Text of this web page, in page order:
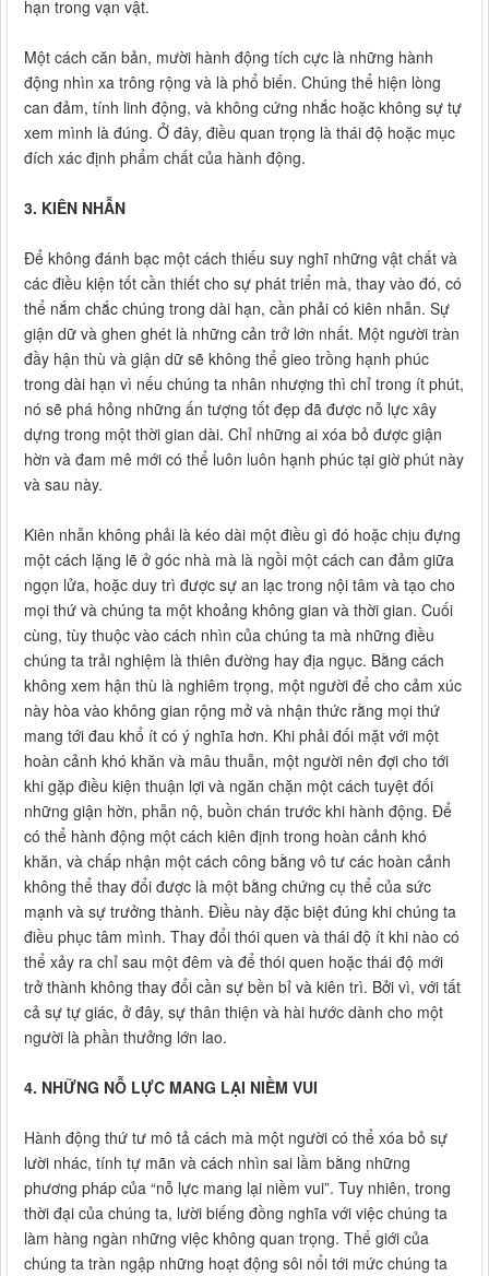
hạn trong vạn vật.
Một cách căn bản, mười hành động tích cực là những hành
động nhìn xa trông rộng và là phổ biến. Chúng thể hiện lòng
can đảm, tính linh động, và không cứng nhắc hoặc không sự tự
xem mình là đúng. Ở đây, điều quan trọng là thái độ hoặc mục
đích xác định phẩm chất của hành động.
3. KIÊN NHẪN
Để không đánh bạc một cách thiếu suy nghĩ những vật chất và
các điều kiện tốt cần thiết cho sự phát triển mà, thay vào đó, có
thể nắm chắc chúng trong dài hạn, cần phải có kiên nhẫn. Sự
giận dữ và ghen ghét là những cản trở lớn nhất. Một người tràn
đầy hận thù và giận dữ sẽ không thể gieo trồng hạnh phúc
trong dài hạn vì nếu chúng ta nhân nhượng thì chỉ trong ít phút,
nó sẽ phá hỏng những ấn tượng tốt đẹp đã được nỗ lực xây
dựng trong một thời gian dài. Chỉ những ai xóa bỏ được giận
hờn và đam mê mới có thể luôn luôn hạnh phúc tại giờ phút này
và sau này.
Kiên nhẫn không phải là kéo dài một điều gì đó hoặc chịu đựng
một cách lặng lẽ ở góc nhà mà là ngồi một cách can đảm giữa
ngọn lửa, hoặc duy trì được sự an lạc trong nội tâm và tạo cho
mọi thứ và chúng ta một khoảng không gian và thời gian. Cuối
cùng, tùy thuộc vào cách nhìn của chúng ta mà những điều
chúng ta trải nghiệm là thiên đường hay địa ngục. Bằng cách
không xem hận thù là nghiêm trọng, một người để cho cảm xúc
này hòa vào không gian rộng mở và nhận thức rằng mọi thứ
mang tới đau khổ ít có ý nghĩa hơn. Khi phải đối mặt với một
hoàn cảnh khó khăn và mâu thuẫn, một người nên đợi cho tới
khi gặp điều kiện thuận lợi và ngăn chặn một cách tuyệt đối
những giận hờn, phẫn nộ, buồn chán trước khi hành động. Để
có thể hành động một cách kiên định trong hoàn cảnh khó
khăn, và chấp nhận một cách công bằng vô tư các hoàn cảnh
không thể thay đổi được là một bằng chứng cụ thể của sức
mạnh và sự trưởng thành. Điều này đặc biệt đúng khi chúng ta
điều phục tâm mình. Thay đổi thói quen và thái độ ít khi nào có
thể xảy ra chỉ sau một đêm và để thói quen hoặc thái độ mới
trở thành không thay đổi cần sự bền bỉ và kiên trì. Bởi vì, với tất
cả sự tự giác, ở đây, sự thân thiện và hài hước dành cho một
người là phần thưởng lớn lao.
4. NHỮNG NỖ LỰC MANG LẠI NIỀM VUI
Hành động thứ tư mô tả cách mà một người có thể xóa bỏ sự
lười nhác, tính tự mãn và cách nhìn sai lầm bằng những
phương pháp của “nỗ lực mang lại niềm vui”. Tuy nhiên, trong
thời đại của chúng ta, lười biếng đồng nghĩa với việc chúng ta
làm hàng ngàn những việc không quan trọng. Thế giới của
chúng ta tràn ngập những hoạt động sôi nổi tới mức chúng ta